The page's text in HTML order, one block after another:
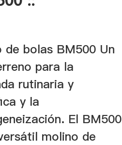
de bolas BM500 Un
para la
rutinaria y
y la
El BM500
molino de